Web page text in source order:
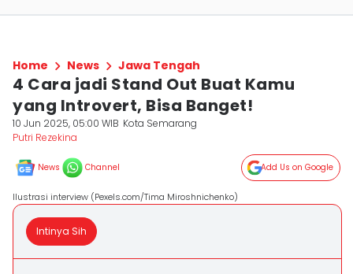
Home News Jawa Tengah
4 Cara jadi Stand Out Buat Kamu
yang Introvert, Bisa Banget!
10 Jun 2025, 05:00 WIB Kota Semarang
Putri Rezekina
News Channel Add Us on Google
Ilustrasi interview (Pexels.com/Tima Miroshnichenko)
Intinya Sih